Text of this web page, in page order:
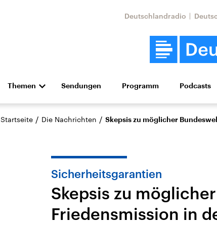
Deutschlandradio
Themen
Die Nachrichten Politik Wirtschaft Wissen
Hörspiel und Feature Musik
Landtagswahl Sachsen-
Anhalt 2026
USA
Aktuelle Beiträge,
Sendungen Programm Podcasts
Startseite / Die Nachrichten / Skepsis zu möglicher
Sicherheitsgarantien
Skepsis zu
Friedensmission in